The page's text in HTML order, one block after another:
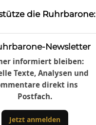
die Ruhrbarone:
Newsletter
informiert bleiben:
Texte, Analysen und
direkt ins
Postfach.
Jetzt anmelden